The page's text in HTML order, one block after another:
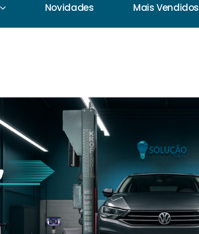
Novidades Mais Vendidos